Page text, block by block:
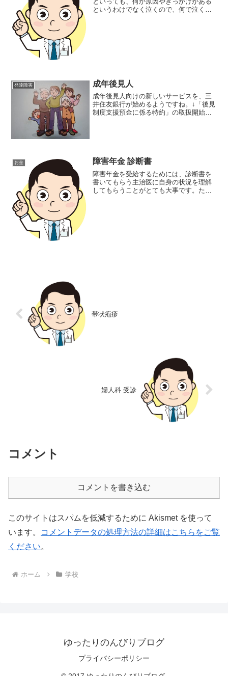
というわけでなく泣くので、何で泣くの
発達障害 成年後見人
成年後見人向けの新しいサービスを、三
井住友銀行が始めるようですね。↓「後見
制度支援預金に係る特約」の取扱開始に
お金 障害年金 診断書
障害年金を受給するためには、診断書を
書いてもらう主治医に自身の状況を理解
してもらうことがとても大事です。た
帯状疱疹
婦人科 受診
コメント
コメントを書き込む
このサイトはスパムを低減するために Akismet を使って
います。
コメントデータの処理方法の詳細はこちらをご覧
ください。
ホーム 学校
ゆったりのんびりブログ
プライバシーポリシー